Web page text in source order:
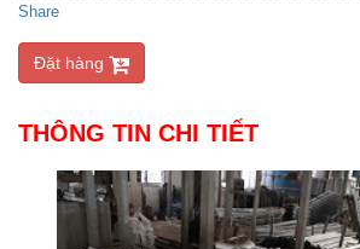
Share
Đặt hàng
THÔNG TIN CHI TIẾT